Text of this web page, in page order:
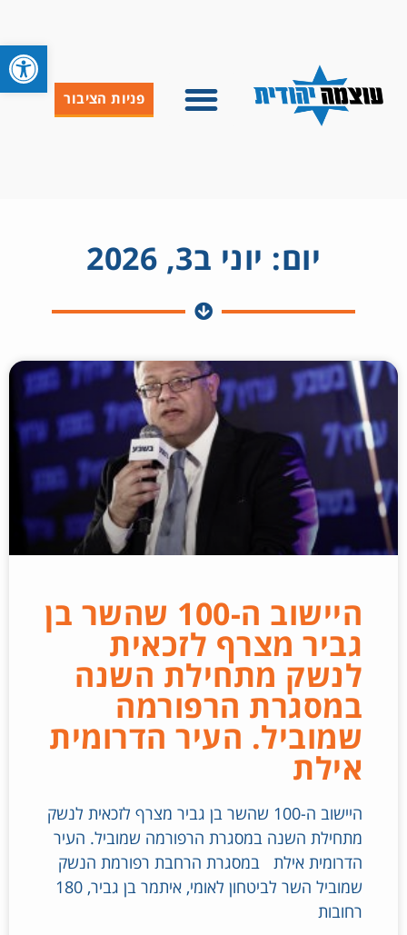
פניות הציבור
יום: יוני ב3, 2026
היישוב ה-100 שהשר בן
גביר מצרף לזכאית
לנשק מתחילת השנה
במסגרת הרפורמה
שמוביל. העיר הדרומית
אילת
היישוב ה-100 שהשר בן גביר מצרף לזכאית לנשק
מתחילת השנה במסגרת הרפורמה שמוביל. העיר
הדרומית אילת במסגרת הרחבת רפורמת הנשק
שמוביל השר לביטחון לאומי, איתמר בן גביר, 180
רחובות
פתח